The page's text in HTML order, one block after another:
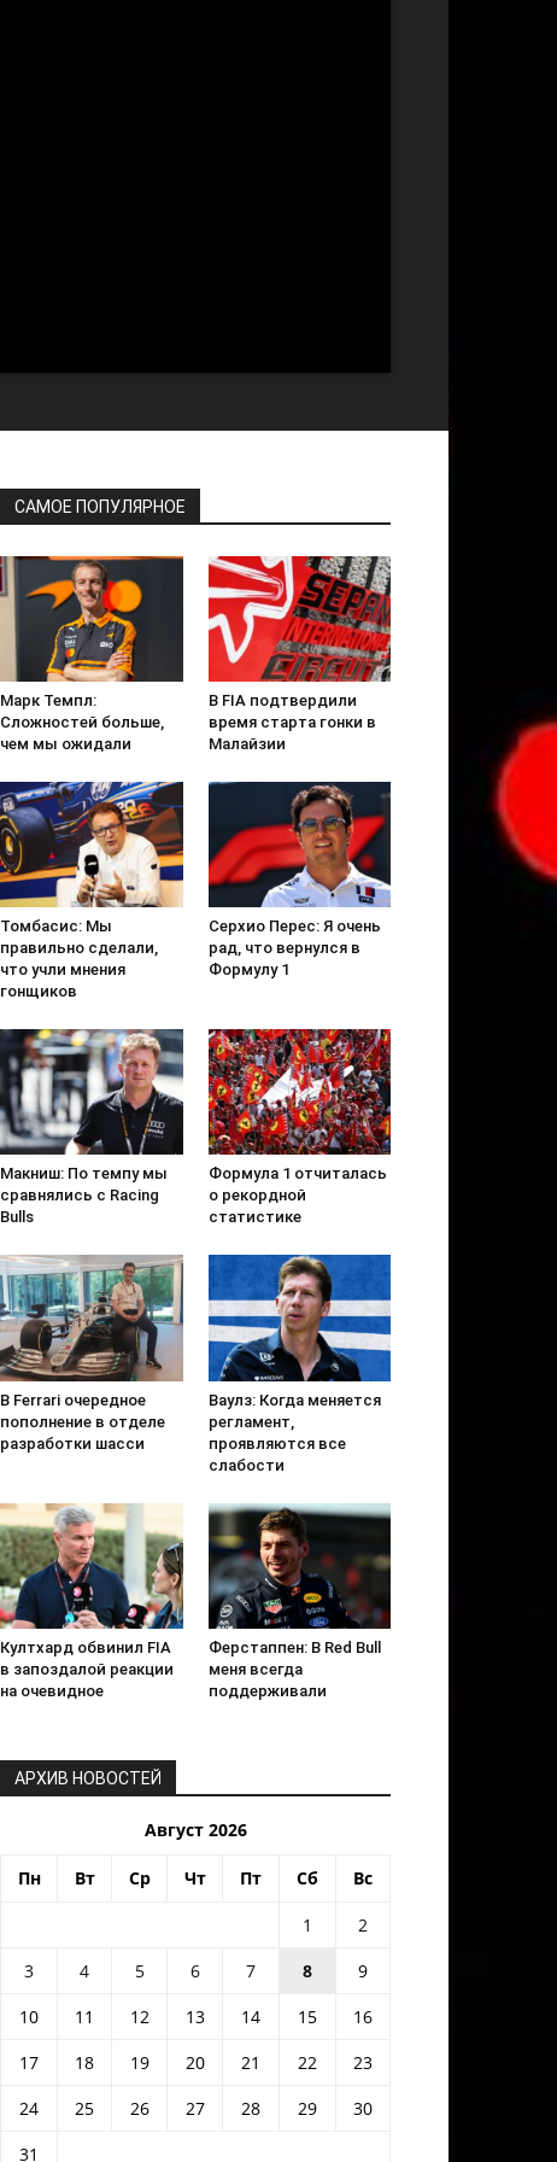
САМОЕ ПОПУЛЯРНОЕ
Марк Темпл:
Сложностей больше,
чем мы ожидали
В FIA подтвердили
время старта гонки в
Малайзии
Томбасис: Мы
правильно сделали,
что учли мнения
гонщиков
Серхио Перес: Я очень
рад, что вернулся в
Формулу 1
Макниш: По темпу мы
сравнялись с Racing
Bulls
Формула 1 отчиталась
о рекордной
статистике
В Ferrari очередное
пополнение в отделе
разработки шасси
Ваулз: Когда меняется
регламент,
проявляются все
слабости
Култхард обвинил FIA
в запоздалой реакции
на очевидное
Ферстаппен: В Red Bull
меня всегда
поддерживали
АРХИВ НОВОСТЕЙ
Август 2026
Пн Вт Ср Чт Пт Сб Вс
1
2
3
4 5 6 7 8
9
10
11 12 13 14 15
16
17
18 19 20 21 22
23
24
25 26 27 28 29
30
31